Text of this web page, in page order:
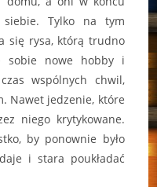
Tylko na tym
się rysa, którą trudno
sobie nowe hobby i
wspólnych chwil,
Nawet jedzenie, które
niego krytykowane.
by ponownie było
i stara poukładać